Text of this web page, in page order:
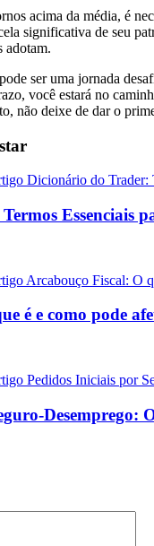
acima da média, é
significativa de seu
adotam.
ser uma jornada
você estará no
não deixe de dar o
Essenciais
é e como pode
Desemprego: